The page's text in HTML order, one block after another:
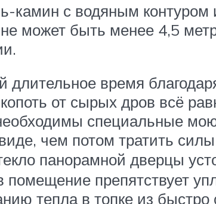
камин с водяным
может быть менее 4,5
длительное время
от сырых дров всё
специальные
чем потом тратить
панорамной дверцы
препятствует
тепла в топке из